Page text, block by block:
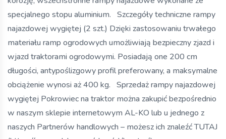
specjalnego stopu aluminium. Szczegóły techniczne rampy
najazdowej wygiętej (2 szt.) Dzięki zastosowaniu trwałego
materiału ramp ogrodowych umożliwiają bezpieczny zjazd i
wjazd traktorami ogrodowymi. Posiadają one 200 cm
długości, antypoślizgowy profil preferowany, a maksymalne
obciążenie wynosi aż 400 kg. Sprzedaż rampy najazdowej
wygiętej Pokrowiec na traktor można zakupić bezpośrednio
w naszym sklepie internetowym AL-KO lub u jednego z
naszych Partnerów handlowych – możesz ich znaleźć TUTAJ